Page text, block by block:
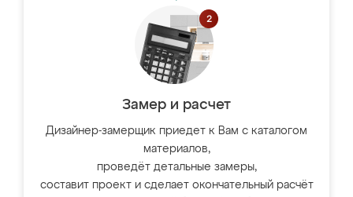
Замер и расчет
Дизайнер-замерщик приедет к Вам с каталогом
материалов,
проведёт детальные замеры,
составит проект и сделает окончательный расчёт